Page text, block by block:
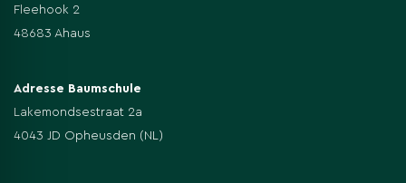
Fleehook 2
48683 Ahaus
Adresse Baumschule
Lakemondsestraat 2a
4043 JD Opheusden (NL)